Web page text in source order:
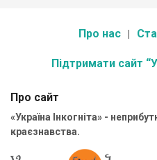
Про нас
Підтримати сайт
Про сайт
«Україна Інкогніта» -
краєзнавства.